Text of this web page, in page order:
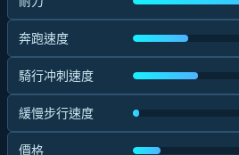
奔跑速度
騎行冲刺速度
緩慢步行速度
價格